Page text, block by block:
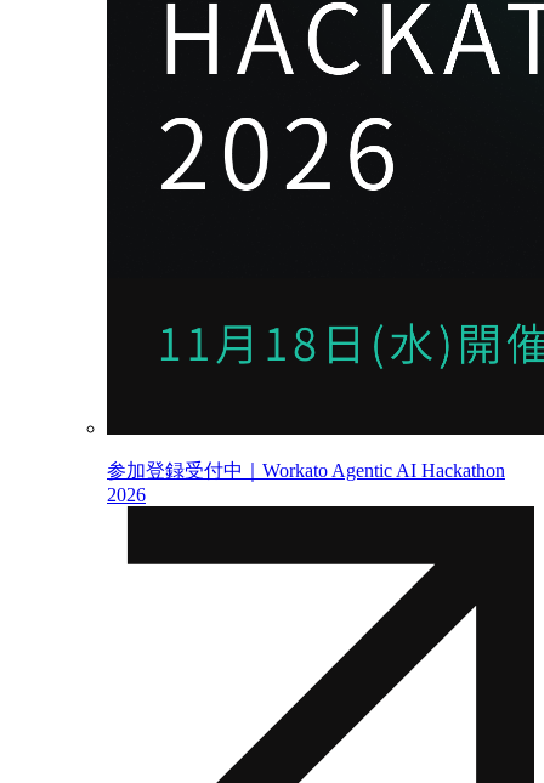
参加登録受付中｜Workato Agentic AI Hackathon
2026